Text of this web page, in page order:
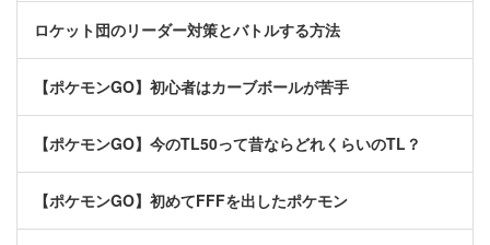
ロケット団のリーダー対策とバトルする方法
【ポケモンGO】初心者はカーブボールが苦手
【ポケモンGO】今のTL50って昔ならどれくらいのTL？
【ポケモンGO】初めてFFFを出したポケモン